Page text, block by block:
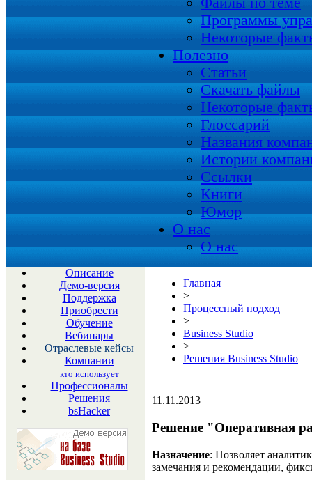
Программы
Некоторые
Полезно
Статьи
Скачать файлы
Некоторые
Глоссарий
Названия
Истории
Ссылки
Книги
Юмор
О нас
О нас
Описание
Демо-версия
Поддержка
Приобрести
Обучение
Вебинары
Отраслевые кейсы
Компании
кто использует
Профессионалы
Решения
bsHacker
Главная
>
Процессный подход
>
Business Studio
>
Решения Business Studio
11.11.2013
Решение "Оперативная
Назначение: Позволяет
замечания и рекомендации,